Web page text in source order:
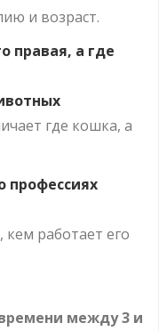
и возраст.
правая, а где
где кошка, а
профессиях
работает его
между 3 и